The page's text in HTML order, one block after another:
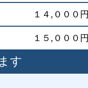
１４,０００円
１５,０００円
す